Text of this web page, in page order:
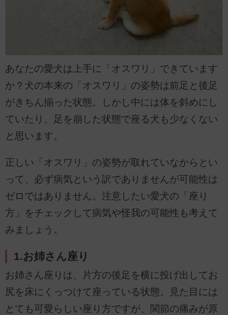
あなたの愛犬は上手に「オスワリ」できています
か？犬の本来の「オスワリ」の姿勢は前足と後足
がきちん揃った状態。しかし中には体を斜めにし
ていたり、足を崩した状態で座る犬も少なくない
と思います。
正しい「オスワリ」の姿勢が取れていなからとい
って、必ず病気という訳でありませんが可能性は
ゼロではありません。注意したい愛犬の「座り
方」をチェックして病気や怪我の可能性も考えて
みましょう。
1.お姉さん座り
お姉さん座りは、片方の後足を横に投げ出してお
尻を床にくっつけて座っている状態。見た目には
とても可愛らしい座り方ですが、関節の痛みが原